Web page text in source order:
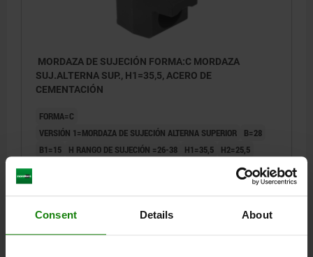
Consent Details About
MORDAZA DE SUJECIÓN FORMA:C MORDAZA
SUJ.ALTERNA SUP., H1=35,5, ACERO DE
CEMENTACIÓN
FORMA=C
VERSIÓN 1=MORDAZA DE SUJECIÓN ALTERNA SUPERIOR
B=28
B1=15
H RANGO DE SUJECIÓN =26-38 H1=35,5
H2=25,5
269,31 $
más IVA.